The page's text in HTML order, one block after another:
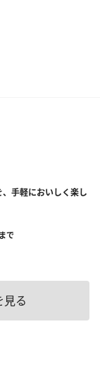
手軽においしく楽し
で
見る